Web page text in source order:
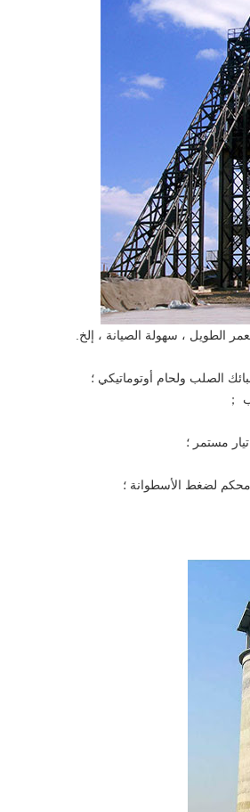
الطويل ، سهولة الصيانة ، إلخ.
الصلب ولحام أوتوماتيكي ؛
；
مستمر ؛
لضغط الأسطوانة ؛